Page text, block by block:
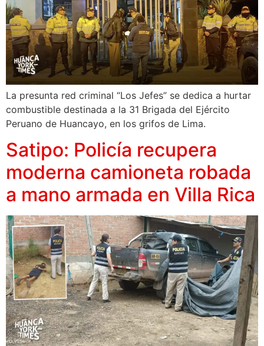
La presunta red criminal “Los Jefes” se dedica a hurtar
combustible destinada a la 31 Brigada del Ejército
Peruano de Huancayo, en los grifos de Lima.
Satipo: Policía recupera
moderna camioneta robada
a mano armada en Villa Rica